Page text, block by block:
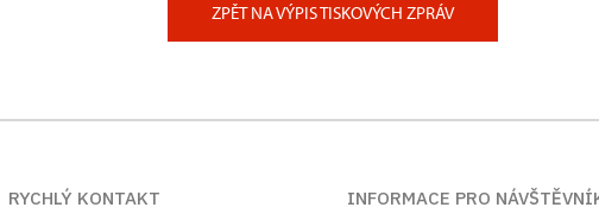
ZPĚT NA VÝPIS TISKOVÝCH ZPRÁV
RYCHLÝ KONTAKT
INFORMACE PRO